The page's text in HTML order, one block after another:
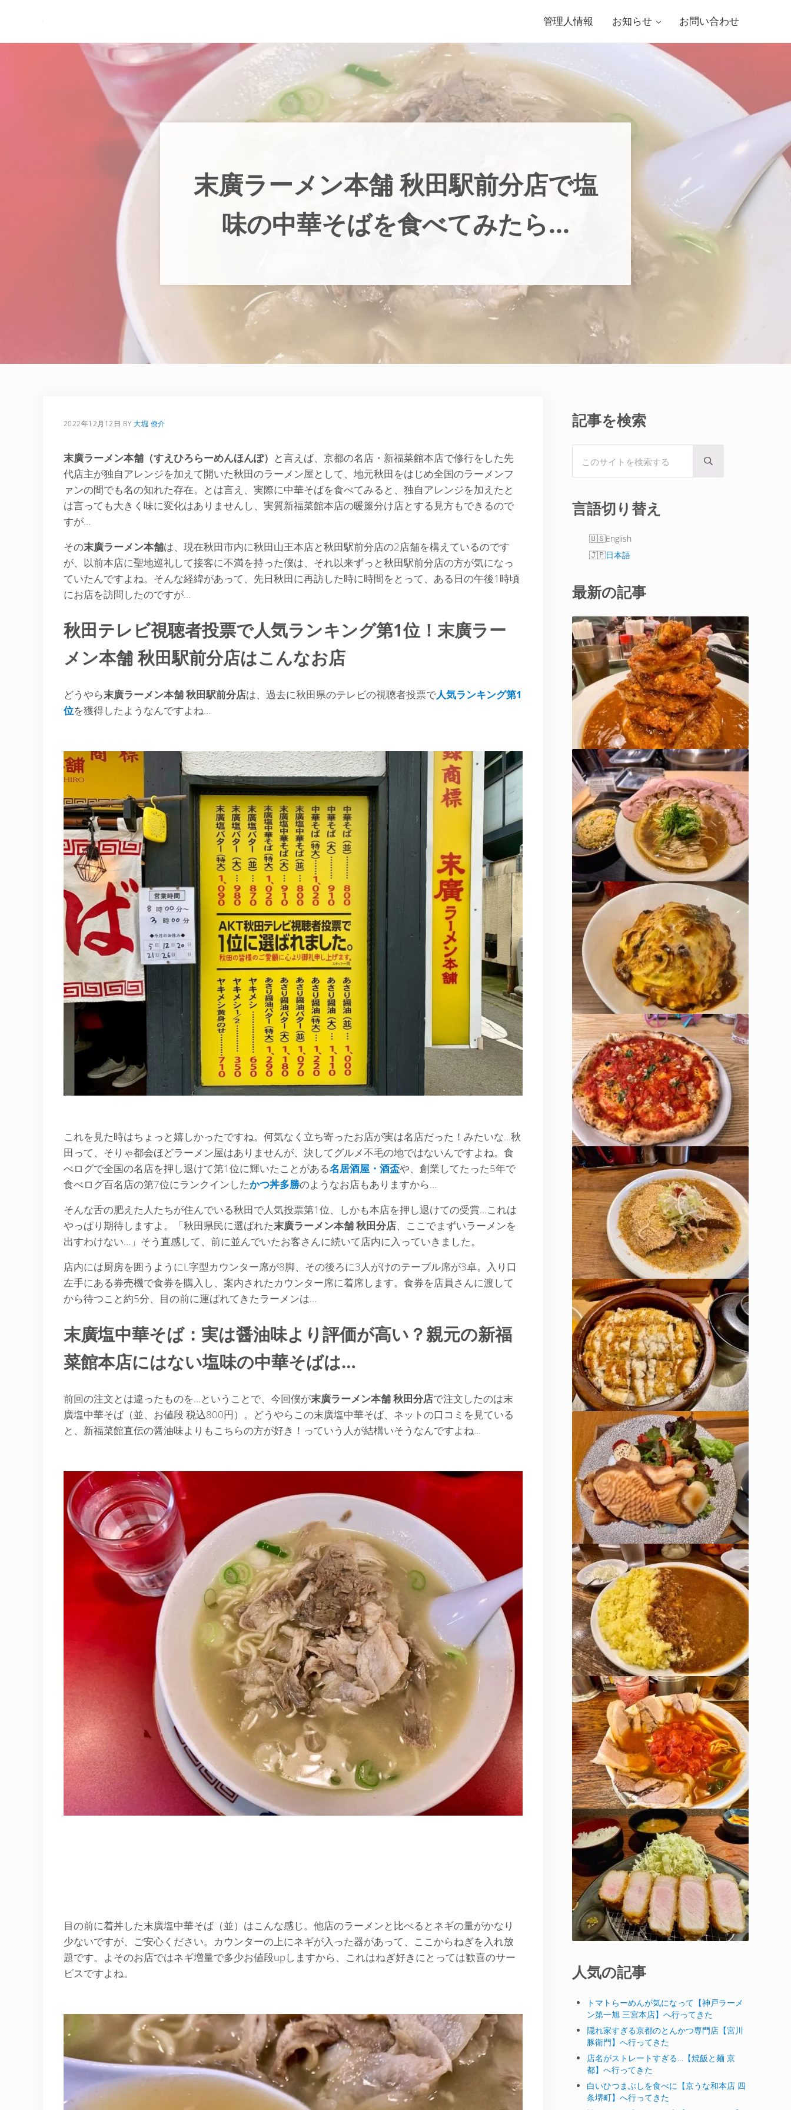
管理人情報 お知らせ お問い合わせ
末廣ラーメン本舗 秋田駅前分店で塩
味の中華そばを食べてみたら…
2022年12月12日 BY大堀 僚介
末廣ラーメン本舗（すえひろらーめんほんぽ） と言えば、京都の名店・新福菜館本店で修行をした先
代店主が独自アレンジを加えて開いた秋田のラーメン屋として、地元秋田をはじめ全国のラーメンフ
ァンの間でも名の知れた存在。とは言え、実際に中華そばを食べてみると、独自アレンジを加えたと
は言っても大きく味に変化はありませんし、実質新福菜館本店の暖簾分け店とする見方もできるので
すが…
その末廣ラーメン本舗は、現在秋田市内に秋田山王本店と秋田駅前分店の2店舗を構えているのです
が、以前本店に聖地巡礼して接客に不満を持った僕は、それ以来ずっと秋田駅前分店の方が気になっ
ていたんですよね。そんな経緯があって、先日秋田に再訪した時に時間をとって、ある日の午後1時頃
にお店を訪問したのですが…
秋田テレビ視聴者投票で人気ランキング第1位！末廣ラー
メン本舗 秋田駅前分店はこんなお店
どうやら末廣ラーメン本舗秋田駅前分店は、過去に秋田県のテレビの視聴者投票で人気ランキング第1
位を獲得したようなんですよね…
これを見た時はちょっと嬉しかったですね。何気なく立ち寄ったお店が実は名店だった！みたいな…秋
田って、そりゃ都会ほどラーメン屋はありませんが、決してグルメ不毛の地ではないんですよね。食
べログで全国の名店を押し退けて第1位に輝いたことがある名居酒屋・酒盃や、創業してたった5年で
食べログ百名店の第7位にランクインしたかつ丼多勝のようなお店もありますから…
そんな舌の肥えた人たちが住んでいる秋田で人気投票第1位、しかも本店を押し退けての受賞…これは
やっぱり期待しますよ。「秋田県民に選ばれた末廣ラーメン本舗秋田分店、ここでまずいラーメンを
出すわけない…」そう直感して、前に並んでいたお客さんに続いて店内に入っていきました。
店内には厨房を囲うようにL字型カウンター席が8脚、その後ろに3人がけのテーブル席が3卓。入り口
左手にある券売機で食券を購入し、案内されたカウンター席に着席します。食券を店員さんに渡して
から待つこと約5分、目の前に運ばれてきたラーメンは…
末廣塩中華そば：実は醤油味より評価が高い？親元の新福
菜館本店にはない塩味の中華そばは…
前回の注文とは違ったものを…ということで、今回僕が末廣ラーメン本舗秋田分店で注文したのは末
廣塩中華そば（並、お値段 税込800円）。どうやらこの末廣塩中華そば、ネットの口コミを見ている
と、新福菜館直伝の醤油味よりもこちらの方が好き！っていう人が結構いそうなんですよね…
目の前に着丼した末廣塩中華そば（並）はこんな感じ。他店のラーメンと比べるとネギの量がかなり
少ないですが、ご安心ください。カウンターの上にネギが入った器があって、ここからねぎを入れ放
題です。よそのお店ではネギ増量で多少お値段upしますから、これはねぎ好きにとっては歓喜のサー
ビスですよね。
Sidebar
記事を検索
Submit search
言語切り替え
English
日本語
最新の記事
人気の記事
トマトらーめんが気になって【神戸ラーメ
ン第一旭 三宮本店】へ行ってきた
隠れ家すぎる京都のとんかつ専門店【宮川
豚衛門】へ行ってきた
店名がストレートすぎる…【焼飯と麺 京
都】へ行ってきた
白いひつまぶしを食べに【京うな和本店 四
条堺町】へ行ってきた